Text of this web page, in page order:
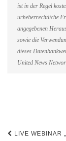
ist in der Regel
urheberrechtliche
angegebenen
sowie die
dieses
United News
LIVE WEBINAR